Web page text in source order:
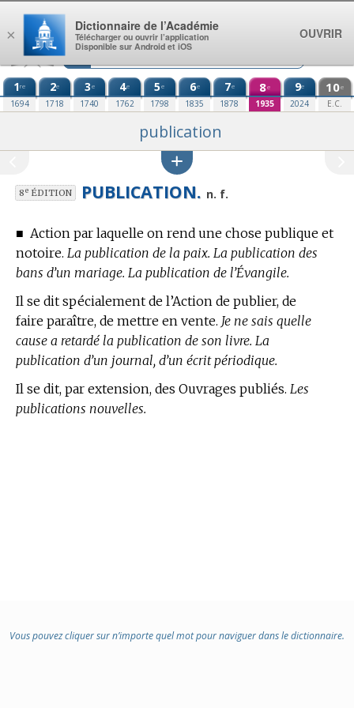
Aller au contenu
1re
1694
2e
1718
3e
1740
4e
1762
5e
1798
6e
1835
7e
1878
8e
1935
9e
2024
10e
E.C.
publication
8eÉDITION PUBLICATION. n. f.
■ Action par laquelle on rend une chose publique et
notoire. La publication de la paix. La publication des
bans d’un mariage. La publication de l’Évangile.
Il se dit spécialement de l’Action de publier, de
faire paraître, de mettre en vente. Je ne sais quelle
cause a retardé la publication de son livre. La
publication d’un journal, d’un écrit périodique.
Il se dit, par extension, des Ouvrages publiés. Les
publications nouvelles.
Vous pouvez cliquer sur n’importe quel mot pour naviguer dans le dictionnaire.
×
Dictionnaire de l’Académie
Télécharger ou ouvrir l’application
Disponible sur Android et iOS
OUVRIR